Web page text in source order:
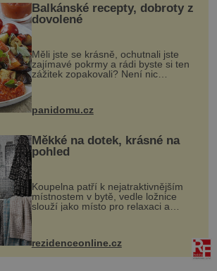
Balkánské recepty, dobroty z
dovolené
Měli jste se krásně, ochutnali jste
zajímavé pokrmy a rádi byste si ten
zážitek zopakovali? Není nic
snazšího. Pljeskavica (10 porcí)
Možná jste ji ochutnali na dovolené v
bývalé Jugoslávii, lze ji vi...
panidomu.cz
Měkké na dotek, krásné na
pohled
Koupelna patří k nejatraktivnějším
místnostem v bytě, vedle ložnice
slouží jako místo pro relaxaci a
odpočinek. Koupelnový textil –
ručníky, osušky a koberečky –
mohou jako mávnutím kouzelného
proutku...
rezidenceonline.cz